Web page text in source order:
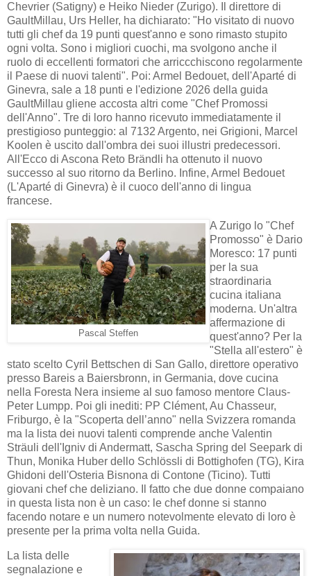
Chevrier (Satigny) e Heiko Nieder (Zurigo). Il direttore di
GaultMillau, Urs Heller, ha dichiarato: "Ho visitato di nuovo
tutti gli chef da 19 punti quest'anno e sono rimasto stupito
ogni volta. Sono i migliori cuochi, ma svolgono anche il
ruolo di eccellenti formatori che arriccchiscono regolarmente
il Paese di nuovi talenti". Poi: Armel Bedouet, dell'Aparté di
Ginevra, sale a 18 punti e l'edizione 2026 della guida
GaultMillau gliene accosta altri come "Chef Promossi
dell'Anno". Tre di loro hanno ricevuto immediatamente il
prestigioso punteggio: al 7132 Argento, nei Grigioni, Marcel
Koolen è uscito dall'ombra dei suoi illustri predecessori.
All'Ecco di Ascona Reto Brändli ha ottenuto il nuovo
successo al suo ritorno da Berlino. Infine, Armel Bedouet
(L'Aparté di Ginevra) è il cuoco dell'anno di lingua
francese.
Pascal Steffen
A Zurigo lo "Chef
Promosso" è Dario
Moresco: 17 punti
per la sua
straordinaria
cucina italiana
moderna. Un'altra
affermazione di
quest'anno? Per la
"Stella all'estero" è
stato scelto Cyril Bettschen di San Gallo, direttore operativo
presso Bareis a Baiersbronn, in Germania, dove cucina
nella Foresta Nera insieme al suo famoso mentore Claus-
Peter Lumpp. Poi gli inediti: PP Clément, Au Chasseur,
Friburgo, è la "Scoperta dell’anno" nella Svizzera romanda
ma la lista dei nuovi talenti comprende anche Valentin
Sträuli dell'Igniv di Andermatt, Sascha Spring del Seepark di
Thun, Monika Huber dello Schlössli di Bottighofen (TG), Kira
Ghidoni dell'Osteria Bisnona di Contone (Ticino). Tutti
giovani chef che deliziano. Il fatto che due donne compaiano
in questa lista non è un caso: le chef donne si stanno
facendo notare e un numero notevolmente elevato di loro è
presente per la prima volta nella Guida.
La lista delle
segnalazione e